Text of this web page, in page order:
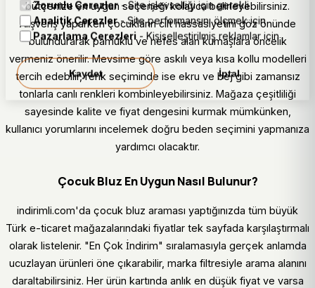
bütçenize en uygun seçeneği kolayca belirleyebilirsiniz.
Alışveriş yaparken çocukların cilt hassasiyetini göz önünde
bulundurarak pamuklu ve nefes alan kumaşlara öncelik
vermeniz önerilir. Mevsime göre askılı veya kısa kollu modelleri
tercih edebilir, renk seçiminde ise ekru ve bej gibi zamansız
tonlarla canlı renkleri kombinleyebilirsiniz. Mağaza çeşitliliği
sayesinde kalite ve fiyat dengesini kurmak mümkünken,
kullanıcı yorumlarını incelemek doğru beden seçimini yapmanıza
yardımcı olacaktır.
Çocuk Bluz En Uygun Nasıl Bulunur?
indirimli.com'da çocuk bluz araması yaptığınızda tüm büyük
Türk e-ticaret mağazalarındaki fiyatlar tek sayfada karşılaştırmalı
olarak listelenir. "En Çok İndirim" sıralamasıyla gerçek anlamda
ucuzlayan ürünleri öne çıkarabilir, marka filtresiyle arama alanını
daraltabilirsiniz. Her ürün kartında anlık en düşük fiyat ve varsa
Zorunlu Çerezler- Site işlevselliği için gerekli
Analitik Çerezler- Site performansını ölçmek için
Pazarlama Çerezleri - Kişiselleştirilmiş reklamlar için
Kaydet İptal